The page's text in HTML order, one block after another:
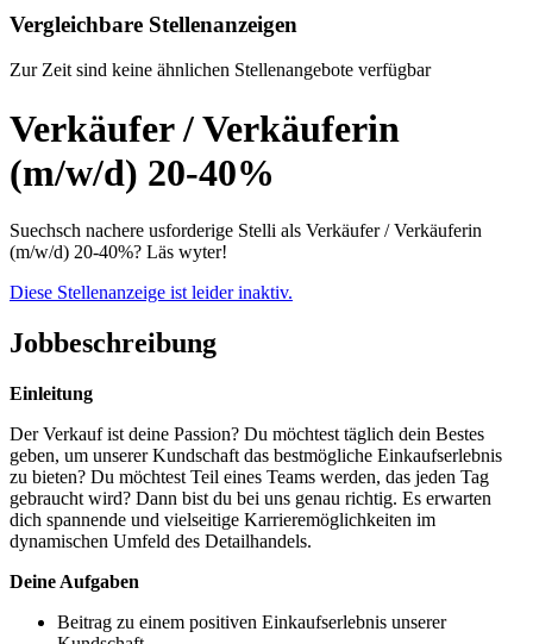
Vergleichbare Stellenanzeigen
Zur Zeit sind keine ähnlichen Stellenangebote verfügbar
Verkäufer / Verkäuferin
(m/w/d) 20-40%
Suechsch nachere usforderige Stelli als Verkäufer / Verkäuferin
(m/w/d) 20-40%? Läs wyter!
Diese Stellenanzeige ist leider inaktiv.
Jobbeschreibung
Einleitung
Der Verkauf ist deine Passion? Du möchtest täglich dein Bestes
geben, um unserer Kundschaft das bestmögliche Einkaufserlebnis
zu bieten? Du möchtest Teil eines Teams werden, das jeden Tag
gebraucht wird? Dann bist du bei uns genau richtig. Es erwarten
dich spannende und vielseitige Karrieremöglichkeiten im
dynamischen Umfeld des Detailhandels.
Deine Aufgaben
Beitrag zu einem positiven Einkaufserlebnis unserer